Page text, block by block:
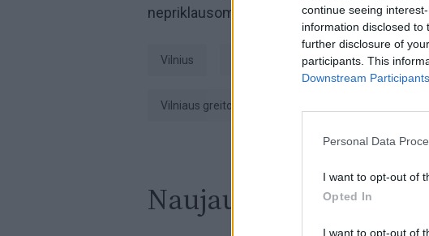
continue seeing
information disclosed
further disclosure of
participants. This
Downstream Participants
Personal Data
I want to opt-out of
Opted In
I want to opt-out of
nepriklausomybės paskelbimo, kuris žuvo
Vilnius Greitoji medicinos pagalba (GMP)
Vilniaus greitosios medicinos pagalbos stotis
Naujausi įrašai